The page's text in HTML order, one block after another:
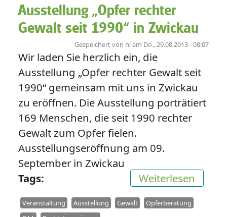
Ausstellung „Opfer rechter
Gewalt seit 1990“ in Zwickau
Gespeichert von hlam Do., 29.08.2013 - 08:07
Wir laden Sie herzlich ein, die
Ausstellung „Opfer rechter Gewalt seit
1990“ gemeinsam mit uns in Zwickau
zu eröffnen. Die Ausstellung porträtiert
169 Menschen, die seit 1990 rechter
Gewalt zum Opfer fielen.
Ausstellungseröffnung am 09.
September in Zwickau
Weiterlesen
Tags
Veranstaltung Ausstellung Gewalt
Opferberatung